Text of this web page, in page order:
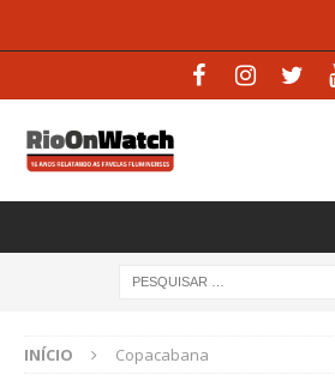
INÍCIO Copacabana